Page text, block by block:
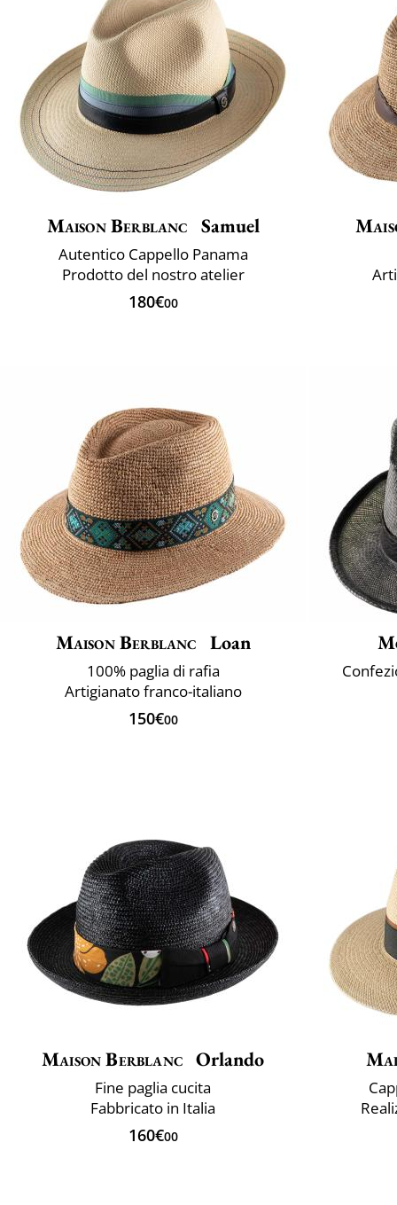
Maison Berblanc Samuel
Autentico Cappello Panama
Prodotto del nostro atelier
180€00
Maison Berblanc Loan
100% paglia di rafia
Artigianato franco-italiano
150€00
Maison Berblanc Orlando
Fine paglia cucita
Fabbricato in Italia
160€00